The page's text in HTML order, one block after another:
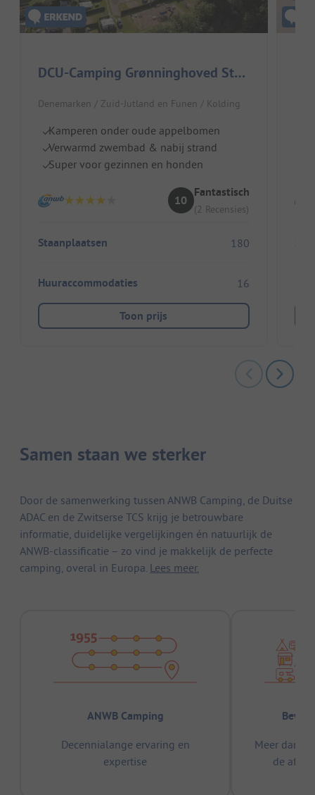
DCU-Camping Grønninghoved Strand
Denemarken / Zuid-Jutland en Funen / Kolding
Kamperen onder oude appelbomen
Verwarmd zwembad & nabij strand
Super voor gezinnen en honden
10
Fantastisch
(2 Recensies)
Staanplaatsen 180
Huuraccommodaties 16
Toon prijs
Samen staan we sterker
Door de samenwerking tussen ANWB Camping, de Duitse
ADAC en de Zwitserse TCS krijg je betrouwbare
informatie, duidelijke vergelijkingen én natuurlijk de
ANWB-classificatie – zo vind je makkelijk de perfecte
camping, overal in Europa. Lees meer.
ANWB Camping
Decennialange ervaring en
expertise
Meer dan
de